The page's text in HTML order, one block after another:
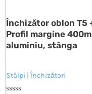
Închizător oblon T5
Profil margine
aluminiu, stânga
Stâlpi | Închizători